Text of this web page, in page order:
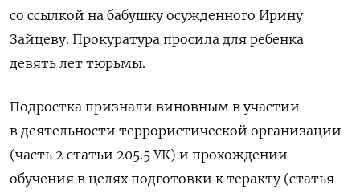
со ссылкой на бабушку осужденного Ирину
Зайцеву. Прокуратура просила для ребенка
девять лет тюрьмы.
Подростка признали виновным в участии
в деятельности террористической организации
(часть 2 статьи 205.5 УК) и прохождении
обучения в целях подготовки к теракту (статья